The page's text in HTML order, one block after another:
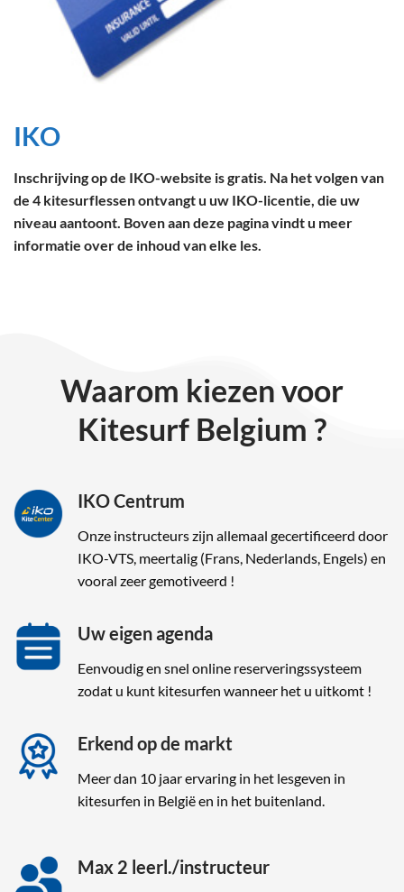
IKO
Inschrijving op de IKO-website is gratis. Na het volgen van
de 4 kitesurflessen ontvangt u uw IKO-licentie, die uw
niveau aantoont. Boven aan deze pagina vindt u meer
informatie over de inhoud van elke les.
Waarom kiezen voor
Kitesurf Belgium ?
IKO Centrum
Onze instructeurs zijn allemaal gecertificeerd door
IKO-VTS, meertalig (Frans, Nederlands, Engels) en
vooral zeer gemotiveerd !
Uw eigen agenda
Eenvoudig en snel online reserveringssysteem
zodat u kunt kitesurfen wanneer het u uitkomt !
Erkend op de markt
Meer dan 10 jaar ervaring in het lesgeven in
kitesurfen in België en in het buitenland.
Max 2 leerl./instructeur